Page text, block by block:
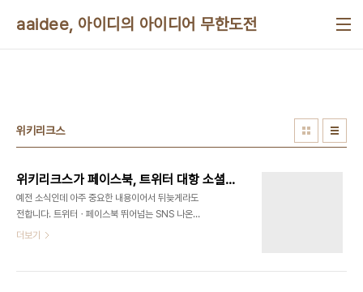
aaidee, 아이디의 아이디어 무한도전
위키리크스
위키리크스가 페이스북, 트위터 대항 소셜네트워크 서비스 글로벌스퀘어(GlobalSquare) 만든다
예전 소식인데 아주 중요한 내용이어서 뒤늦게라도
전합니다. 트위터ㆍ페이스북 뛰어넘는 SNS 나온다
http://www.pressian.com/article/article.asp?
더보기